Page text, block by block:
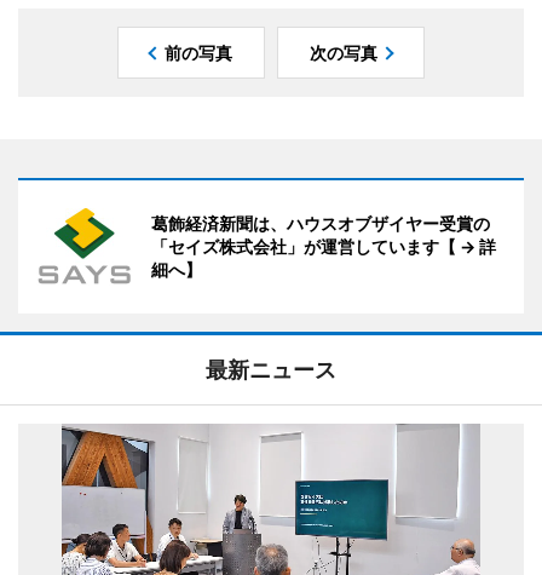
前の写真 次の写真
葛飾経済新聞は、ハウスオブザイヤー受賞の
「セイズ株式会社」が運営しています【 → 詳
細へ】
最新ニュース